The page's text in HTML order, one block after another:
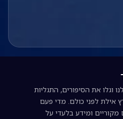
וגלו את הסיפורים, התגליות
אילת לפני כולם. מדי פעם
מקוריים ומידע בלעדי על